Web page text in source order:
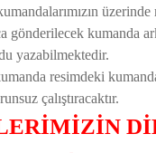
gönderilecek kumanda
yazabilmektedir.
resimdeki
çalıştıracaktır.